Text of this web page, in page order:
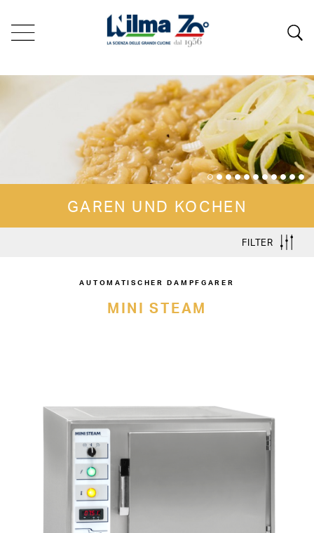
GAREN UND KOCHEN
FILTER
AUTOMATISCHER DAMPFGARER
MINI STEAM